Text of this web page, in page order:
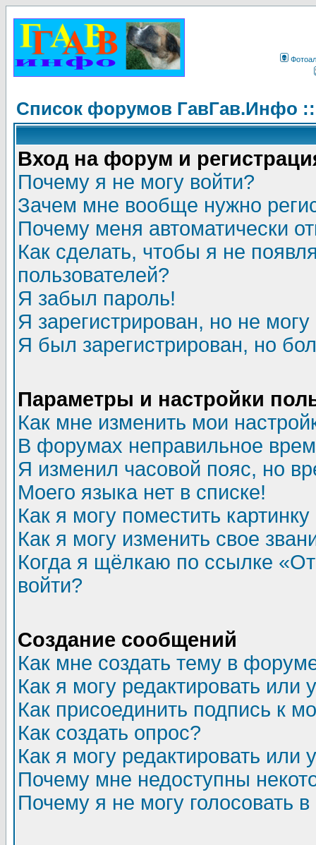
Список форумов ГавГав.Инфо
Вход на форум и
Почему я не могу войти?
Зачем мне вообще нужно
Почему меня автоматически
Как сделать, чтобы я не
пользователей?
Я забыл пароль!
Я зарегистрирован, но не могу
Я был зарегистрирован, но
Параметры и настройки
Как мне изменить мои
В форумах неправильное
Я изменил часовой пояс, но
Моего языка нет в списке!
Как я могу поместить
Как я могу изменить свое
Когда я щёлкаю по ссылке
войти?
Создание сообщений
Как мне создать тему в
Как я могу редактировать или
Как присоединить подпись к
Как создать опрос?
Как я могу редактировать или
Почему мне недоступны
Почему я не могу голосовать